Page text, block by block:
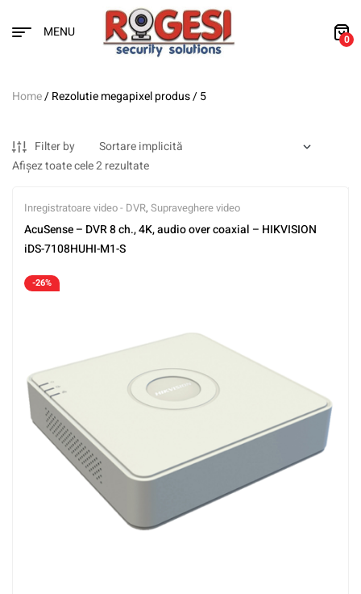
MENU 0
Home/ Rezolutie megapixel produs / 5
Filter by
Afișez toate cele 2 rezultate
Inregistratoare video - DVR, Supraveghere video
AcuSense – DVR 8 ch., 4K, audio over coaxial – HIKVISION
iDS-7108HUHI-M1-S
-26%